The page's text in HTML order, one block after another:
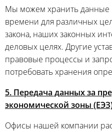
Мы можем хранить данные
времени для различных
закона, наших законных
деловых целях. Другие
правовые процессы и
потребовать хранения
5. Передача данных за
экономической зоны
Офисы нашей компании